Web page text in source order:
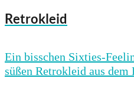
Retrokleid
Ein bisschen Sixties-
süßen Retrokleid aus